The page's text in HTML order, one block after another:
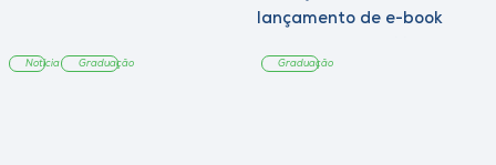
Notícia Graduação
lançamento de e-book
Graduação